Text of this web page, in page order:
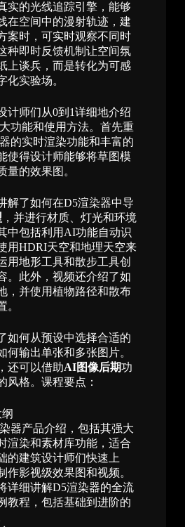
实的光线追踪引擎，能够
在空间中的漫射轨迹，建
案时，可实时观察不同时
种即时反馈机制让空间氛
上谈兵，而是转化为可感
化实验场。
计师们从0到1详细地介绍
功能和使用方法。首先重
的实时渲染功能和丰富的
使得设计师能够将草图模
量的效果图。
解了如何在D5渲染器中导
，并进行材质、灯光和环境
中包括利用AI功能自动识
用HDRI天空和地理天空来
用地形工具和散步工具创
。此外，视频还介绍了如
，并使用植物路径和散布
。
如何从预设中选择合适的
何输出单张和多张图片。
还可以借助AI图像后期功
风格。课程要点：
器产品介绍，包括其强大
渲染和素材库功能，适合
的建筑设计师们快速上
作影视级效果图和视频。
详细讲解D5渲染器的全流
教程，包括基础到进阶的